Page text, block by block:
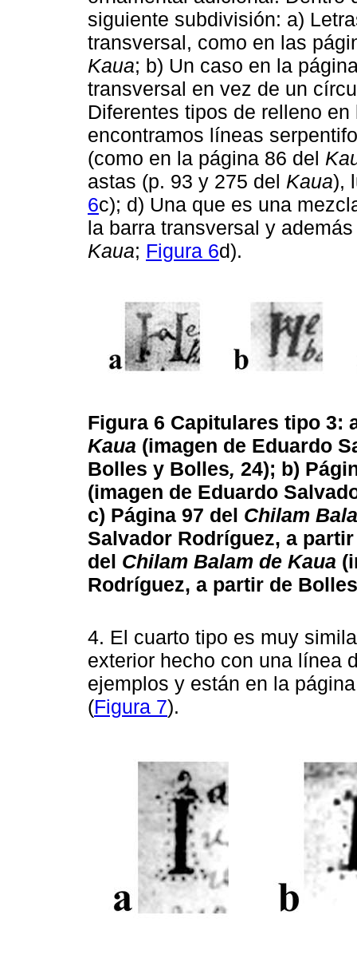
siguiente subdivisión: a)
transversal, como en las
Kaua; b) Un caso en la
transversal en vez de un
Diferentes tipos de relleno
encontramos líneas
(como en la página 86 del
astas (p. 93 y 275 del Kaua),
6c); d) Una que es una
la barra transversal y
Kaua; Figura 6d).
Figura 6 Capitulares tipo 3:
Kaua (imagen de Eduardo
Bolles y Bolles, 24); b)
(imagen de Eduardo
c) Página 97 del Chilam
Salvador Rodríguez, a
del Chilam Balam de Kaua
Rodríguez, a partir de
4. El cuarto tipo es muy
exterior hecho con una línea
ejemplos y están en la
(Figura 7).